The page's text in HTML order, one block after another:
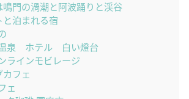
門の渦潮と阿波踊りと渓谷
泊まれる宿
泉 ホテル 白い燈台
ラインモビレージ
フェ
ェ